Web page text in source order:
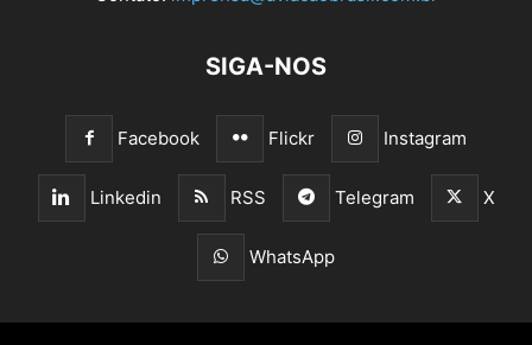
SIGA-NOS
Facebook Flickr Instagram
Linkedin RSS Telegram X
WhatsApp